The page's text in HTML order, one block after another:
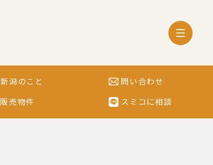
新潟のこと
販売物件
問い合わせ
スミコに相談